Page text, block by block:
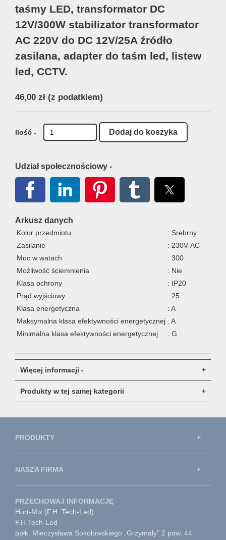
taśmy LED, transformator DC
12V/300W stabilizator transformator
AC 220V do DC 12V/25A źródło
zasilana, adapter do taśm led, listew
led, CCTV.
46,00 zł (z podatkiem)
Ilość -
Udział społecznościowy -
Arkusz danych
Kolor przedmiotu
: Srebrny
Zasilanie
: 230V-AC
Moc w watach
: 300
Możliwość ściemnienia
: Nie
Klasa ochrony
: IP20
Prąd wyjściowy
: 25
Klasa energetyczna
: A
Maksymalna klasa efektywności energetycznej : A
Minimalna klasa efektywności energetycznej
: G
Więcej informacji -
Produkty w tej samej kategorii
PRODUKTY
NASZA FIRMA
PRZECHOWAJ INFORMACJĘ
Hurt-Mix (F.H. Tech-Led)
F.H Tech-Led
ppłk. Mieczysława Sokołowskiego „Grzymały” 2 paw. 44